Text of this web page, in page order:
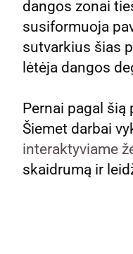
dangos zonai
susiformuoja
sutvarkius šias
lėtėja dangos
Pernai pagal
Šiemet darbai
interaktyviame
skaidrumą ir